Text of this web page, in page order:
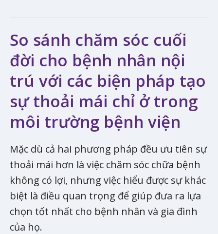
So sánh chăm sóc cuối
đời cho bệnh nhân nội
trú với các biện pháp tạo
sự thoải mái chỉ ở trong
môi trường bệnh viện
Mặc dù cả hai phương pháp đều ưu tiên sự
thoải mái hơn là việc chăm sóc chữa bệnh
không có lợi, nhưng việc hiểu được sự khác
biệt là điều quan trọng để giúp đưa ra lựa
chọn tốt nhất cho bệnh nhân và gia đình
của họ.